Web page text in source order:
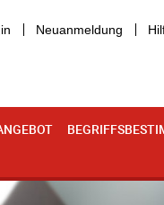
Neuanmeldung